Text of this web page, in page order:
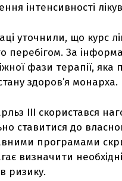
інтенсивності
уточнили, що курс
перебігом. За
фази терапії,
здоров’я монарха.
III скористався
ставитися до
програмами
визначити
ризику.